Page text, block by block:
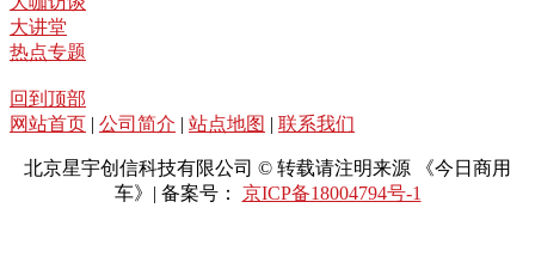
大讲堂
热点专题
回到顶部
网站首页 | 公司简介 | 站点地图 | 联系我们
北京星宇创信科技有限公司 © 转载请注明来源 《今日商用
车》| 备案号： 京ICP备18004794号-1